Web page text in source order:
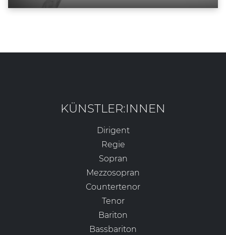
KÜNSTLER:INNEN
Dirigent
Regie
Sopran
Mezzosopran
Countertenor
Tenor
Bariton
Bassbariton